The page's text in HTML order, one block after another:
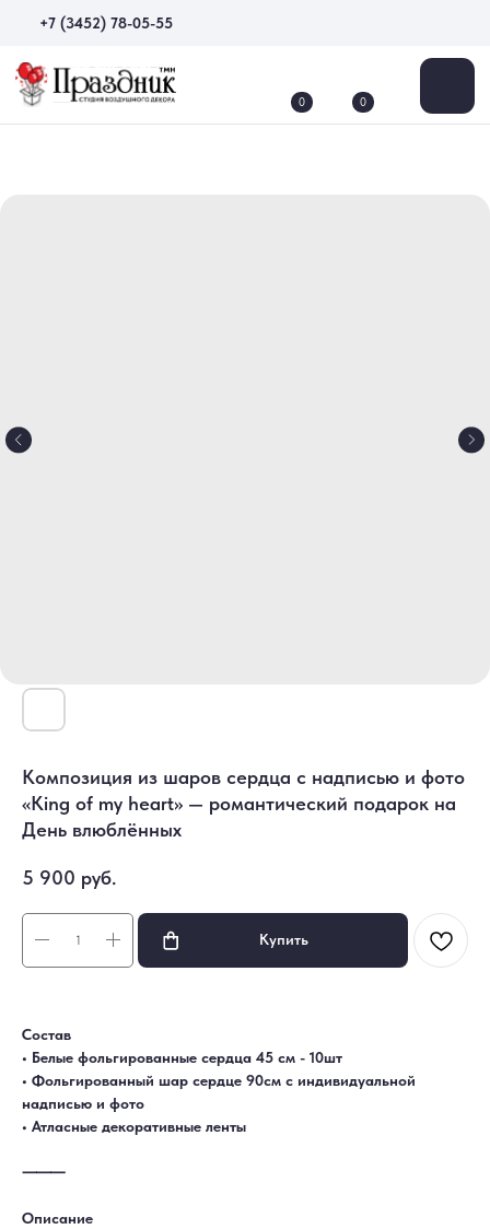
+7 (3452) 78-05-55
Композиция из шаров сердца с надписью и фото
«King of my heart» — романтический подарок на
День влюблённых
5 900 руб.
Купить
Состав
• Белые фольгированные сердца 45 см - 10шт
• Фольгированный шар сердце 90см с индивидуальной
надписью и фото
• Атласные декоративные ленты
⸻
Описание